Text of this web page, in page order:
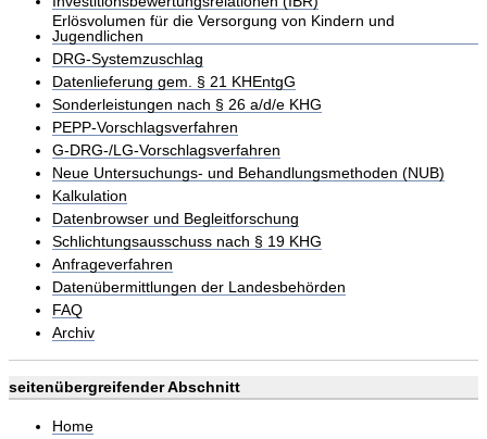
Erlösvolumen für die Versorgung von Kindern und
Jugendlichen
DRG-Systemzuschlag
Datenlieferung gem. § 21 KHEntgG
Sonderleistungen nach § 26 a/d/e KHG
PEPP-Vorschlagsverfahren
G-DRG-/LG-Vorschlagsverfahren
Neue Untersuchungs- und Behandlungsmethoden (NUB)
Kalkulation
Datenbrowser und Begleitforschung
Schlichtungsausschuss nach § 19 KHG
Anfrageverfahren
Datenübermittlungen der Landesbehörden
FAQ
Archiv
seitenübergreifender Abschnitt
Home